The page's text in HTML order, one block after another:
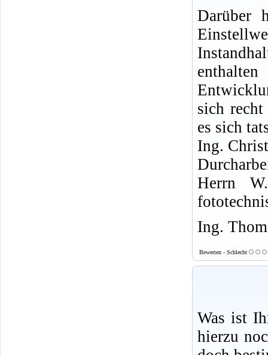
Darüber
sich
es sich
Ing.
Herrn
Ing.
Bewerten - Schlecht
Was ist
hierzu